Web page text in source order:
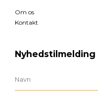
Om os
Kontakt
Nyhedstilmelding